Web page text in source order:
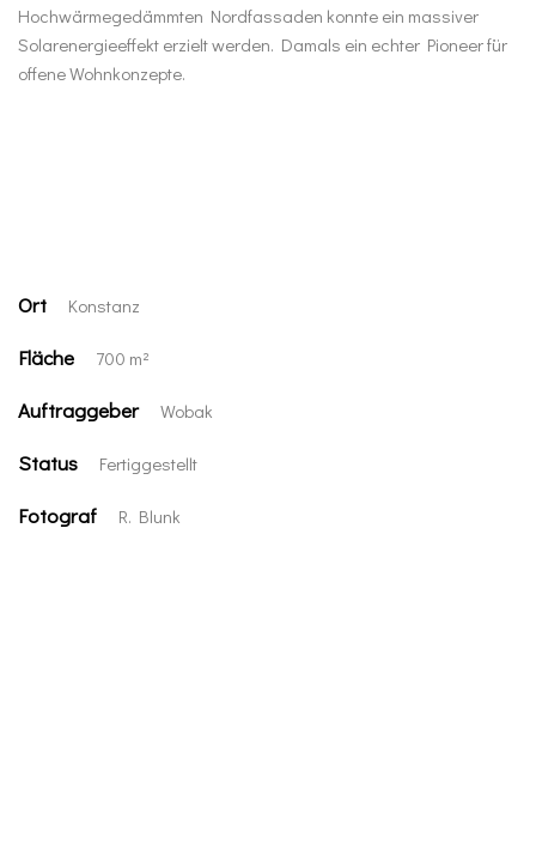
Hochwärmegedämmten Nordfassaden konnte ein massiver
Solarenergieeffekt erzielt werden. Damals ein echter Pioneer für
offene Wohnkonzepte.
Ort Konstanz
Fläche 700 m²
Auftraggeber Wobak
Status Fertiggestellt
Fotograf R. Blunk